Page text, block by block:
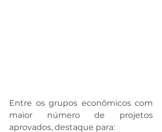
Entre os grupos econômicos com
maior número de projetos
aprovados, destaque para: